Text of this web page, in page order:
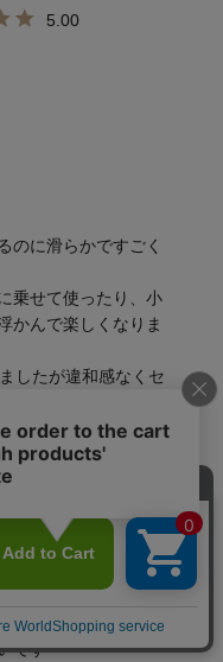
5.00
のに滑らかですごく
乗せて使ったり、小
かんで楽しくなりま
したが違和感なくセ
にました
です